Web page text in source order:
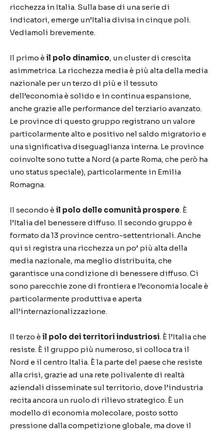
ricchezza in Italia. Sulla base di una serie di
indicatori, emerge un’Italia divisa in cinque poli.
Vediamoli brevemente.
Il primo è il polo dinamico, un cluster di crescita
asimmetrica. La ricchezza media è più alta della media
nazionale per un terzo di più e il tessuto
dell’economia è solido e in continua espansione,
anche grazie alle performance del terziario avanzato.
Le province di questo gruppo registrano un valore
particolarmente alto e positivo nel saldo migratorio e
una significativa diseguaglianza interna. Le province
coinvolte sono tutte a Nord (a parte Roma, che però ha
uno status speciale), particolarmente in Emilia
Romagna.
Il secondo è il polo delle comunità prospere. È
l’Italia del benessere diffuso. Il secondo gruppo è
formato da 13 province centro-settentrionali. Anche
qui si registra una ricchezza un po’ più alta della
media nazionale, ma meglio distribuita, che
garantisce una condizione di benessere diffuso. Ci
sono parecchie zone di frontiera e l’economia locale è
particolarmente produttiva e aperta
all’internazionalizzazione.
Il terzo è il polo dei territori industriosi. È l’Italia che
resiste. È il gruppo più numeroso, si colloca tra il
Nord e il centro Italia. È la parte del paese che resiste
alla crisi, grazie ad una rete polivalente di realtà
aziendali disseminate sul territorio, dove l’industria
recita ancora un ruolo di rilievo strategico. È un
modello di economia molecolare, posto sotto
pressione dalla competizione globale, ma dove il